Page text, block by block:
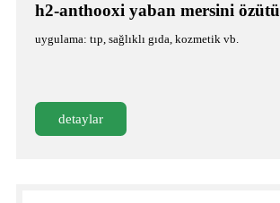
h2-anthooxi yaban mersini özütü
uygulama: tıp, sağlıklı gıda, kozmetik vb.
detaylar